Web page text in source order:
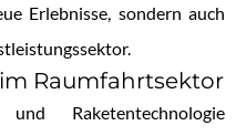
Erlebnisse, sondern auch
Raumfahrtsektor
Raketentechnologie